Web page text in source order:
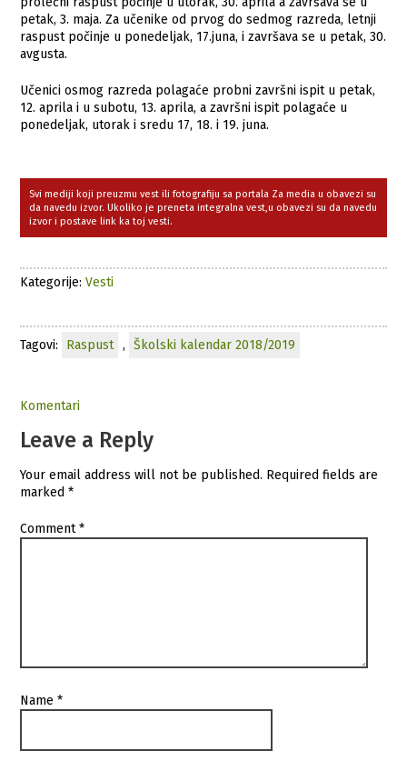
petak, 3. maja. Za učenike od prvog do sedmog razreda, letnji
raspust počinje u ponedeljak, 17.juna, i završava se u petak, 30.
avgusta.
Učenici osmog razreda polagaće probni završni ispit u petak,
12. aprila i u subotu, 13. aprila, a završni ispit polagaće u
ponedeljak, utorak i sredu 17, 18. i 19. juna.
Svi mediji koji preuzmu vest ili fotografiju sa portala Za media u obavezi su
da navedu izvor. Ukoliko je preneta integralna vest,u obavezi su da navedu
izvor i postave link ka toj vesti.
Kategorije:Vesti
Tagovi: Raspust , Školski kalendar 2018/2019
Komentari
Leave a Reply
Your email address will not be published. Required fields are
marked*
Comment*
Name*